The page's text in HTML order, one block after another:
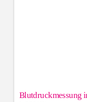
Blutdruckmessung